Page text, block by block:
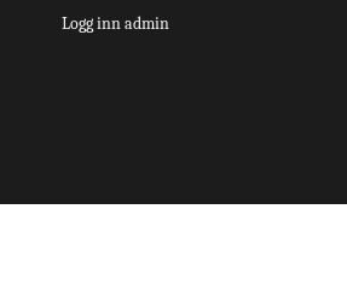
Logg inn admin